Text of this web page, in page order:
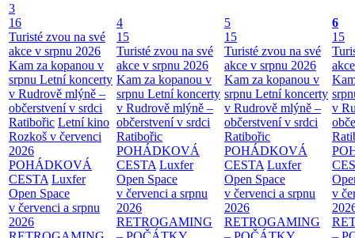
3
16
Turisté zvou na své
akce v srpnu 2026
Kam za kopanou v
srpnu Letní koncerty
v Rudrově mlýně –
občerstvení v srdci
Ratibořic Letní kino
Rozkoš v červenci
2026
POHÁDKOVÁ
CESTA Luxfer
Open Space
v červenci a srpnu
2026
4
15
Turisté zvou na své
akce v srpnu 2026
Kam za kopanou v
srpnu Letní koncerty
v Rudrově mlýně –
občerstvení v srdci
Ratibořic
POHÁDKOVÁ
CESTA Luxfer
Open Space
v červenci a srpnu
2026
RETROGAMING
5
15
Turisté zvou na své
akce v srpnu 2026
Kam za kopanou v
srpnu Letní koncerty
v Rudrově mlýně –
občerstvení v srdci
Ratibořic
POHÁDKOVÁ
CESTA Luxfer
Open Space
v červenci a srpnu
2026
RETROGAMING
6
15
v
v